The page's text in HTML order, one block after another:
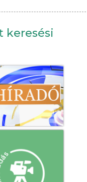
keresési